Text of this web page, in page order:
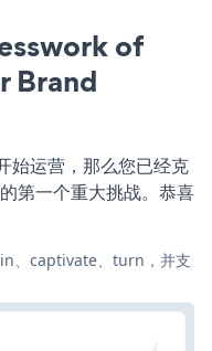
of
Brand
始运营，那么您已经克
第一个重大挑战。恭喜
、captivate、turn，并支